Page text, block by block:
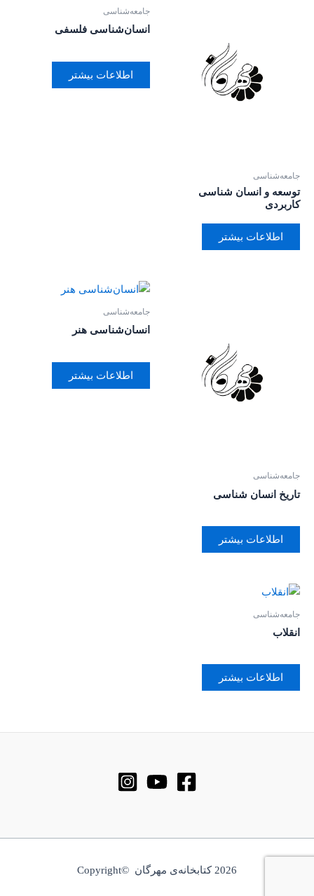
جامعه‌شناسی
توسعه و انسان شناسی
کاربردی
اطلاعات بیشتر
جامعه‌شناسی
انسان‌شناسی فلسفی
اطلاعات بیشتر
جامعه‌شناسی
تاریخ انسان شناسی
اطلاعات بیشتر
جامعه‌شناسی
انسان‌شناسی هنر
اطلاعات بیشتر
جامعه‌شناسی
انقلاب
اطلاعات بیشتر
2026 کتابخانه‌ی مهرگان ©Copyright